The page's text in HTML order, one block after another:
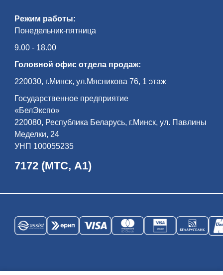
Режим работы:
Понедельник-пятница
9.00 - 18.00
Головной офис отдела продаж:
220030, г.Минск, ул.Мясникова 76, 1 этаж
Государственное предприятие
«БелЭкспо»
220080, Республика Беларусь, г.Минск, ул. Павлины
Меделки, 24
УНП 100055235
7172 (МТС, А1)